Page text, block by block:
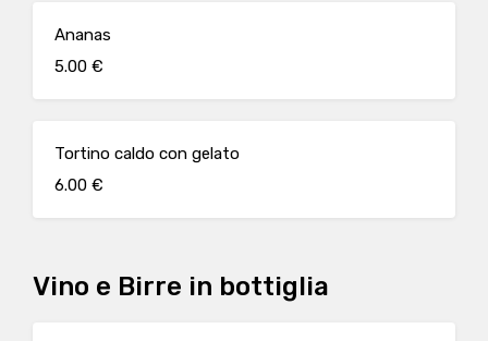
Ananas
5.00 €
Tortino caldo con gelato
6.00 €
Vino e Birre in bottiglia